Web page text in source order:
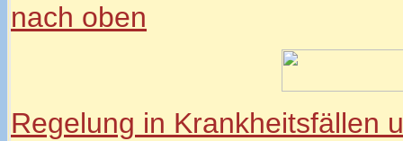
nach oben
Regelung in Krankheitsfällen